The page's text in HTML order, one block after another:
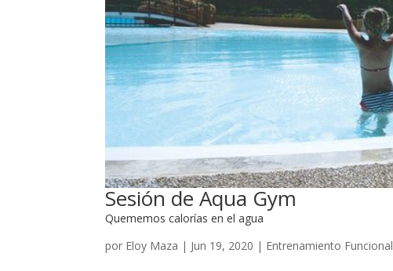
Sesión de Aqua Gym
Quememos calorías en el agua
por Eloy Maza | Jun 19, 2020 | Entrenamiento Funcional